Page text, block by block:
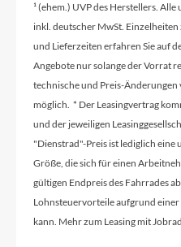
¹ (ehem.) UVP des Herstellers.
inkl. deutscher MwSt.
und Lieferzeiten erfahren Sie auf
Angebote nur solange der Vorrat
technische und Preis-
möglich. * Der Leasingvertrag
und der jeweiligen
"Dienstrad"-Preis ist lediglich
Größe, die sich für einen
gültigen Endpreis des Fahrrades
Lohnsteuervorteile aufgrund
kann. Mehr zum Leasing mit